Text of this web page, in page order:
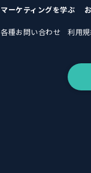
マーケティングを学ぶ
各種お問い合わせ 利用